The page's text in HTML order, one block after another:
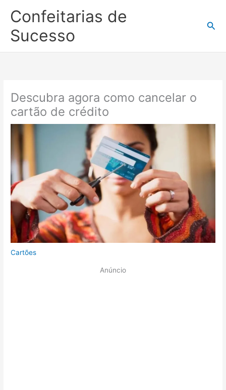
para
conteúdo
Confeitarias de
Sucesso
Descubra agora como cancelar o
cartão de crédito
Cartões
Anúncio